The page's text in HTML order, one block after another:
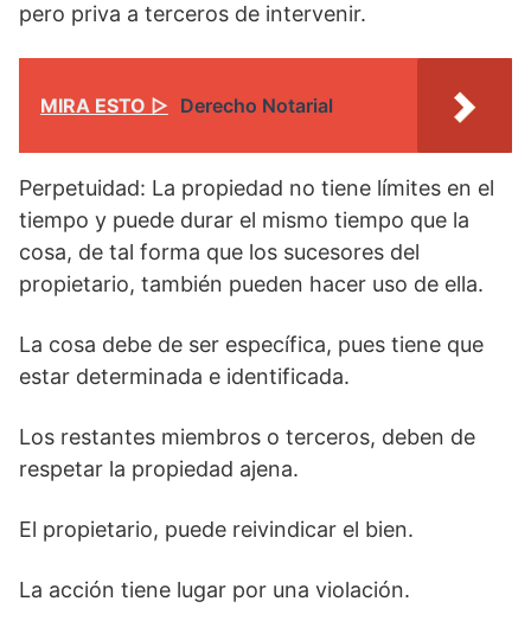
pero priva a terceros de intervenir.
MIRA ESTO ▷ Derecho Notarial
Perpetuidad: La propiedad no tiene límites en el
tiempo y puede durar el mismo tiempo que la
cosa, de tal forma que los sucesores del
propietario, también pueden hacer uso de ella.
La cosa debe de ser específica, pues tiene que
estar determinada e identificada.
Los restantes miembros o terceros, deben de
respetar la propiedad ajena.
El propietario, puede reivindicar el bien.
La acción tiene lugar por una violación.